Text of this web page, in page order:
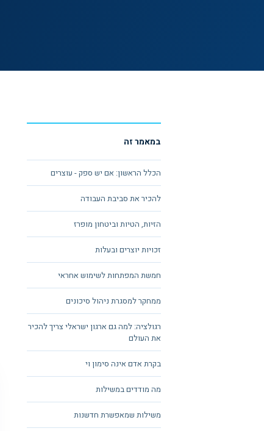
במאמר זה
הכלל הראשון: אם יש ספק - עוצרים
להכיר את סביבת העבודה
הזיות, הטיות וביטחון מופרז
זכויות יוצרים ובעלות
חמשת המפתחות לשימוש אחראי
ממחקר למסגרת ניהול סיכונים
רגולציה: למה גם ארגון ישראלי צריך להכיר
את העולם
בקרת אדם אינה סימון וי
מה מודדים במשילות
משילות שמאפשרת חדשנות